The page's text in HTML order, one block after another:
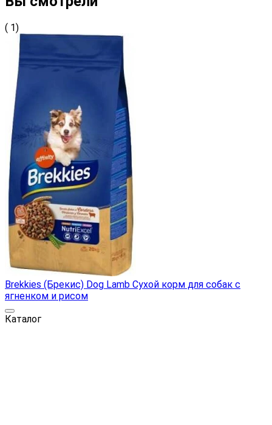
( 1)
Brekkies (Брекис) Dog Lamb Сухой корм для собак с
ягненком и рисом
Каталог